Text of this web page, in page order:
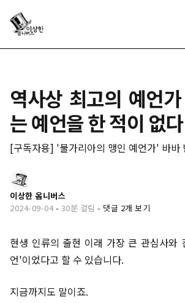
역사상 최고의 예언
는 예언을 한 적이 없다
[구독자용] '불가리아의 맹인 예언가' 바바
이상한 옴니버스
2024-09-04- 30분 걸림 - 댓글 2개 보기
현생 인류의 출현 이래 가장 큰 관심사와
언'이었다고 할 수 있습니다.
지금까지도 말이죠.